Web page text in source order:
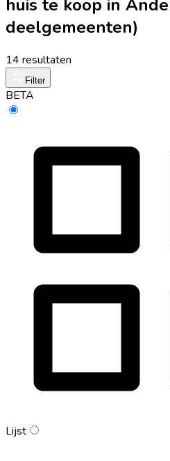
huis te koop in
deelgemeenten)
14 resultaten
Filter
BETA
Lijst